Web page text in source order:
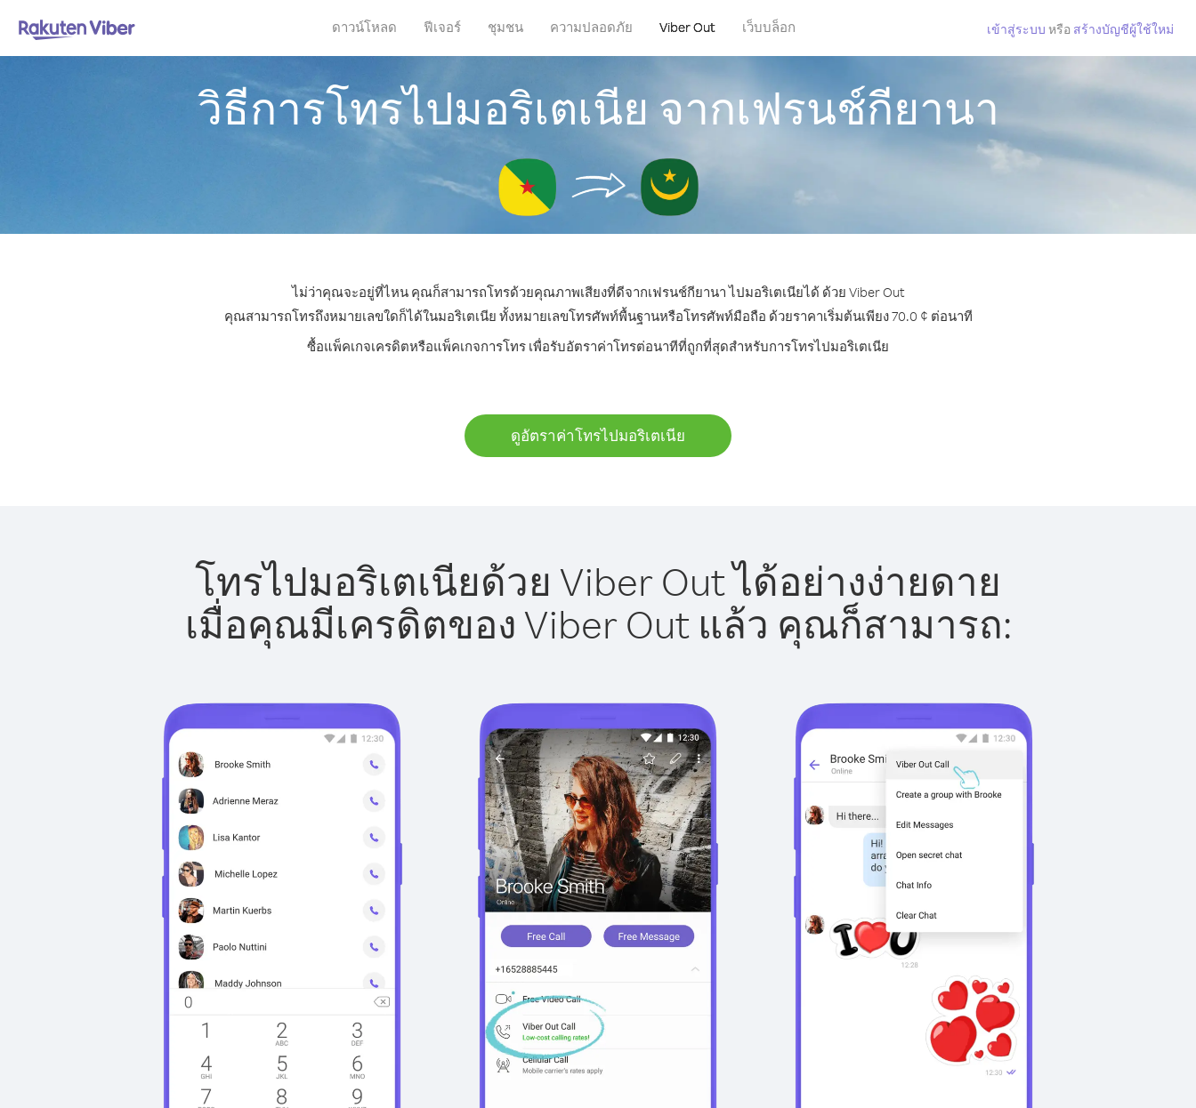
ดาวน์โหลด ฟีเจอร์ ชุมชน ความปลอดภัย Viber Out เว็บบล็อก เข้าสู่ระบบ หรือ สร้างบัญชีผู้ใช้ใหม่
วิธีการโทรไปมอริเตเนีย จากเฟรนช์กียานา
ไม่ว่าคุณจะอยู่ที่ไหน คุณก็สามารถโทรด้วยคุณภาพเสียงที่ดีจากเฟรนช์กียานา ไปมอริเตเนียได้ ด้วย Viber Out
คุณสามารถโทรถึงหมายเลขใดก็ได้ในมอริเตเนีย ทั้งหมายเลขโทรศัพท์พื้นฐานหรือโทรศัพท์มือถือ ด้วยราคาเริ่มต้นเพียง 70.0 ¢ ต่อนาที
ซื้อแพ็คเกจเครดิตหรือแพ็คเกจการโทร เพื่อรับอัตราค่าโทรต่อนาทีที่ถูกที่สุดสำหรับการโทรไปมอริเตเนีย
ดูอัตราค่าโทรไปมอริเตเนีย
โทรไปมอริเตเนียด้วย Viber Out ได้อย่างง่ายดาย
เมื่อคุณมีเครดิตของ Viber Out แล้ว คุณก็สามารถ: